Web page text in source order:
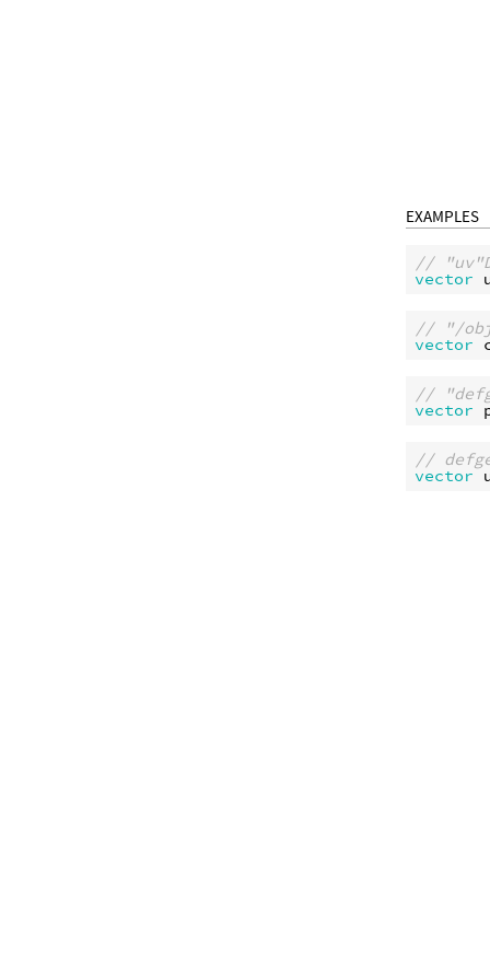
EXAMPLES
//
vector
// "/obj/
vector
//
vector
//
vector